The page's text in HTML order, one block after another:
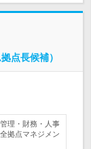
点長候補）
理・財務・人事
拠点マネジメン